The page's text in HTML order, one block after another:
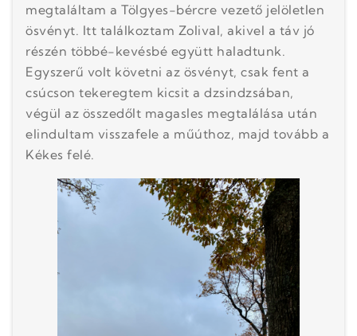
megtaláltam a Tölgyes-bércre vezető jelöletlen
ösvényt. Itt találkoztam Zolival, akivel a táv jó
részén többé-kevésbé együtt haladtunk.
Egyszerű volt követni az ösvényt, csak fent a
csúcson tekeregtem kicsit a dzsindzsában,
végül az összedőlt magasles megtalálása után
elindultam visszafele a műúthoz, majd tovább a
Kékes felé.